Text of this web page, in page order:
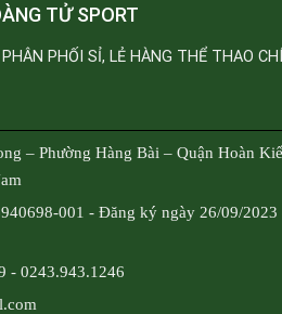
TỬ SPORT
PHỐI SỈ, LẺ HÀNG THỂ THAO
– Phường Hàng Bài – Quận Hoàn
001 - Đăng ký ngày 26/09/2023
- 0243.943.1246